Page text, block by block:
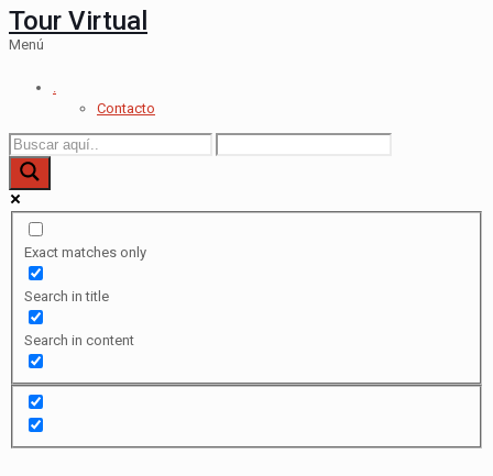
Tour Virtual
Menú
.
Contacto
Exact matches only
Search in title
Search in content